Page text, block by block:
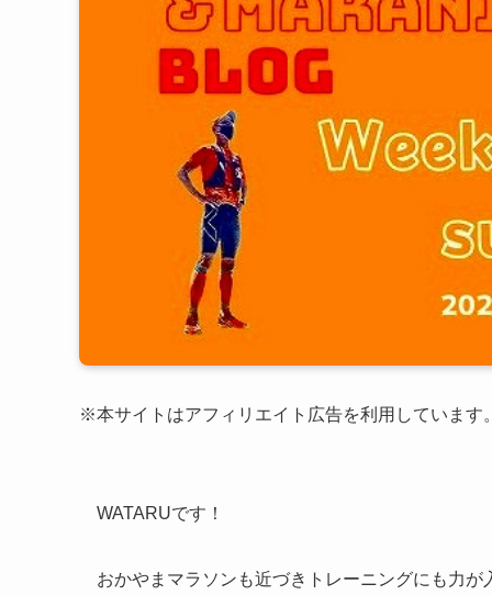
※本サイトはアフィリエイト広告を利用しています
WATARUです！
おかやまマラソンも近づきトレーニングにも力が